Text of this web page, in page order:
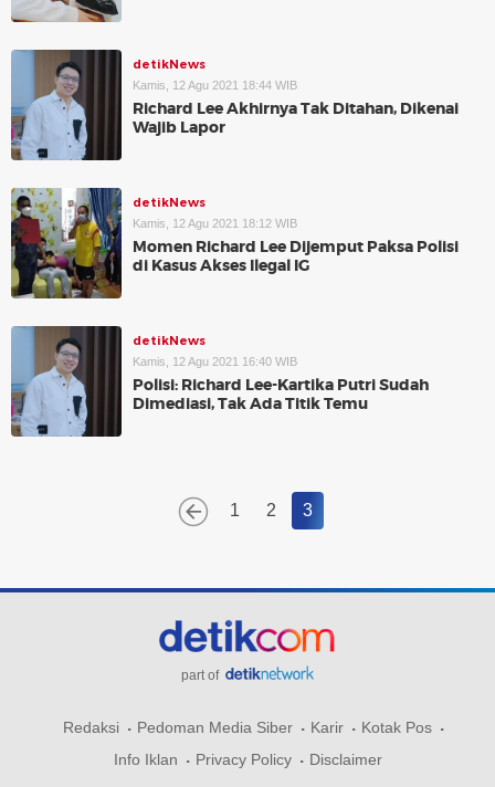
detikNews
Kamis, 12 Agu 2021 18:44 WIB
Richard Lee Akhirnya Tak Ditahan, Dikenai
Wajib Lapor
detikNews
Kamis, 12 Agu 2021 18:12 WIB
Momen Richard Lee Dijemput Paksa Polisi
di Kasus Akses Ilegal IG
detikNews
Kamis, 12 Agu 2021 16:40 WIB
Polisi: Richard Lee-Kartika Putri Sudah
Dimediasi, Tak Ada Titik Temu
1 2 3
part of
Redaksi Pedoman Media Siber Karir
Kotak Pos
Info Iklan
Privacy Policy Disclaimer